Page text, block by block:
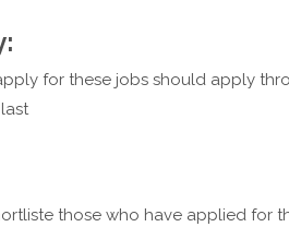
for these jobs should apply
those who have applied for